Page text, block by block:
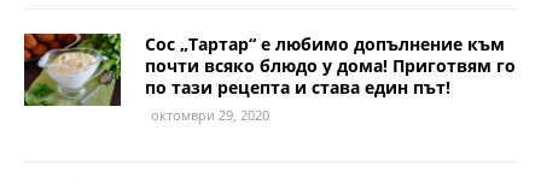
Сос „Тартар“ е любимо допълнение към
почти всяко блюдо у дома! Приготвям го
по тази рецепта и става един път!
октомври 29, 2020